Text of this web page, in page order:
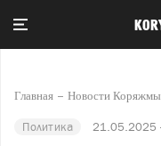
Главная Новости Коряжмы
Политика 21.05.2025